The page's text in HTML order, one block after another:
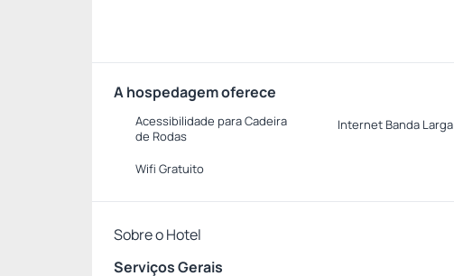
A hospedagem oferece
Acessibilidade para Cadeira
de Rodas
Internet Banda Larga
Wifi Gratuito
Sobre o Hotel
Serviços Gerais